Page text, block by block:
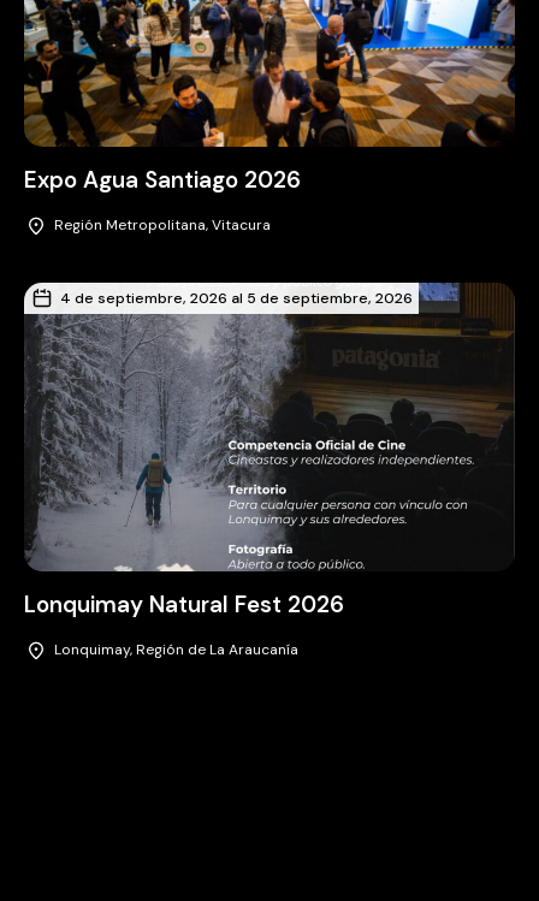
Expo Agua Santiago 2026
Región Metropolitana, Vitacura
4 de septiembre, 2026 al 5 de septiembre, 2026
Lonquimay Natural Fest 2026
Lonquimay, Región de La Araucanía